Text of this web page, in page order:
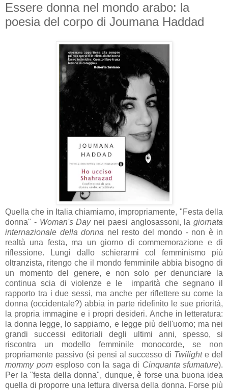
Essere donna nel mondo arabo: la
poesia del corpo di Joumana Haddad
Quella che in Italia chiamiamo, impropriamente, "Festa della
donna" - Woman's Daynei paesi anglosassoni, la giornata
internazionale della donna nel resto del mondo - non è in
realtà una festa, ma un giorno di commemorazione e di
riflessione. Lungi dallo schierarmi col femminismo più
oltranzista, ritengo che il mondo femminile abbia bisogno di
un momento del genere, e non solo per denunciare la
continua scia di violenze e le imparità che segnano il
rapporto tra i due sessi, ma anche per riflettere su come la
donna (occidentale?) abbia in parte ridefinito le sue priorità,
la propria immagine e i propri desideri. Anche in letteratura:
la donna legge, lo sappiamo, e legge più dell'uomo; ma nei
grandi successi editoriali degli ultimi anni, spesso, si
riscontra un modello femminile monocorde, se non
propriamente passivo (si pensi al successo di Twilighte del
mommy porn esploso con la saga di Cinquanta sfumature).
Per la "festa della donna", dunque, è forse una buona idea
quella di proporre una lettura diversa della donna. Forse più